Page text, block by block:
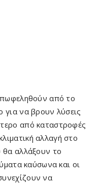
από το
για να βρουν λύσεις
από καταστροφές
αλλαγή στο
θα αλλάξουν το
καύσωνα και οι
να